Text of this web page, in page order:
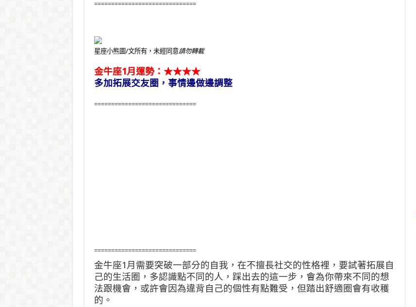
==============================
星座小熊圖/文所有，未經同意請勿轉載
金牛座1月運勢：★★★★
多加拓展交友圈，事情邊做邊調整
==============================
==============================
金牛座1月需要突破一部分的自我，在不擅長社交的性格裡，要試著拓展自
己的生活圈，多認識點不同的人，踩出去的這一步，會為你帶來不同的想
法跟機會，或許會因為違背自己的個性有點難受，但踏出舒適圈會有收穫
的。